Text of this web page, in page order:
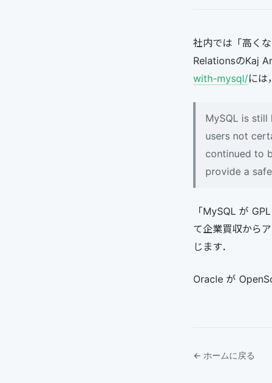
社内では「高く
RelationsのKaj
with-mysql/には，
MySQL is
users not
continued to
provide a
「MySQL が
て企業買収から
じます．
Oracle が
← ホームに戻る